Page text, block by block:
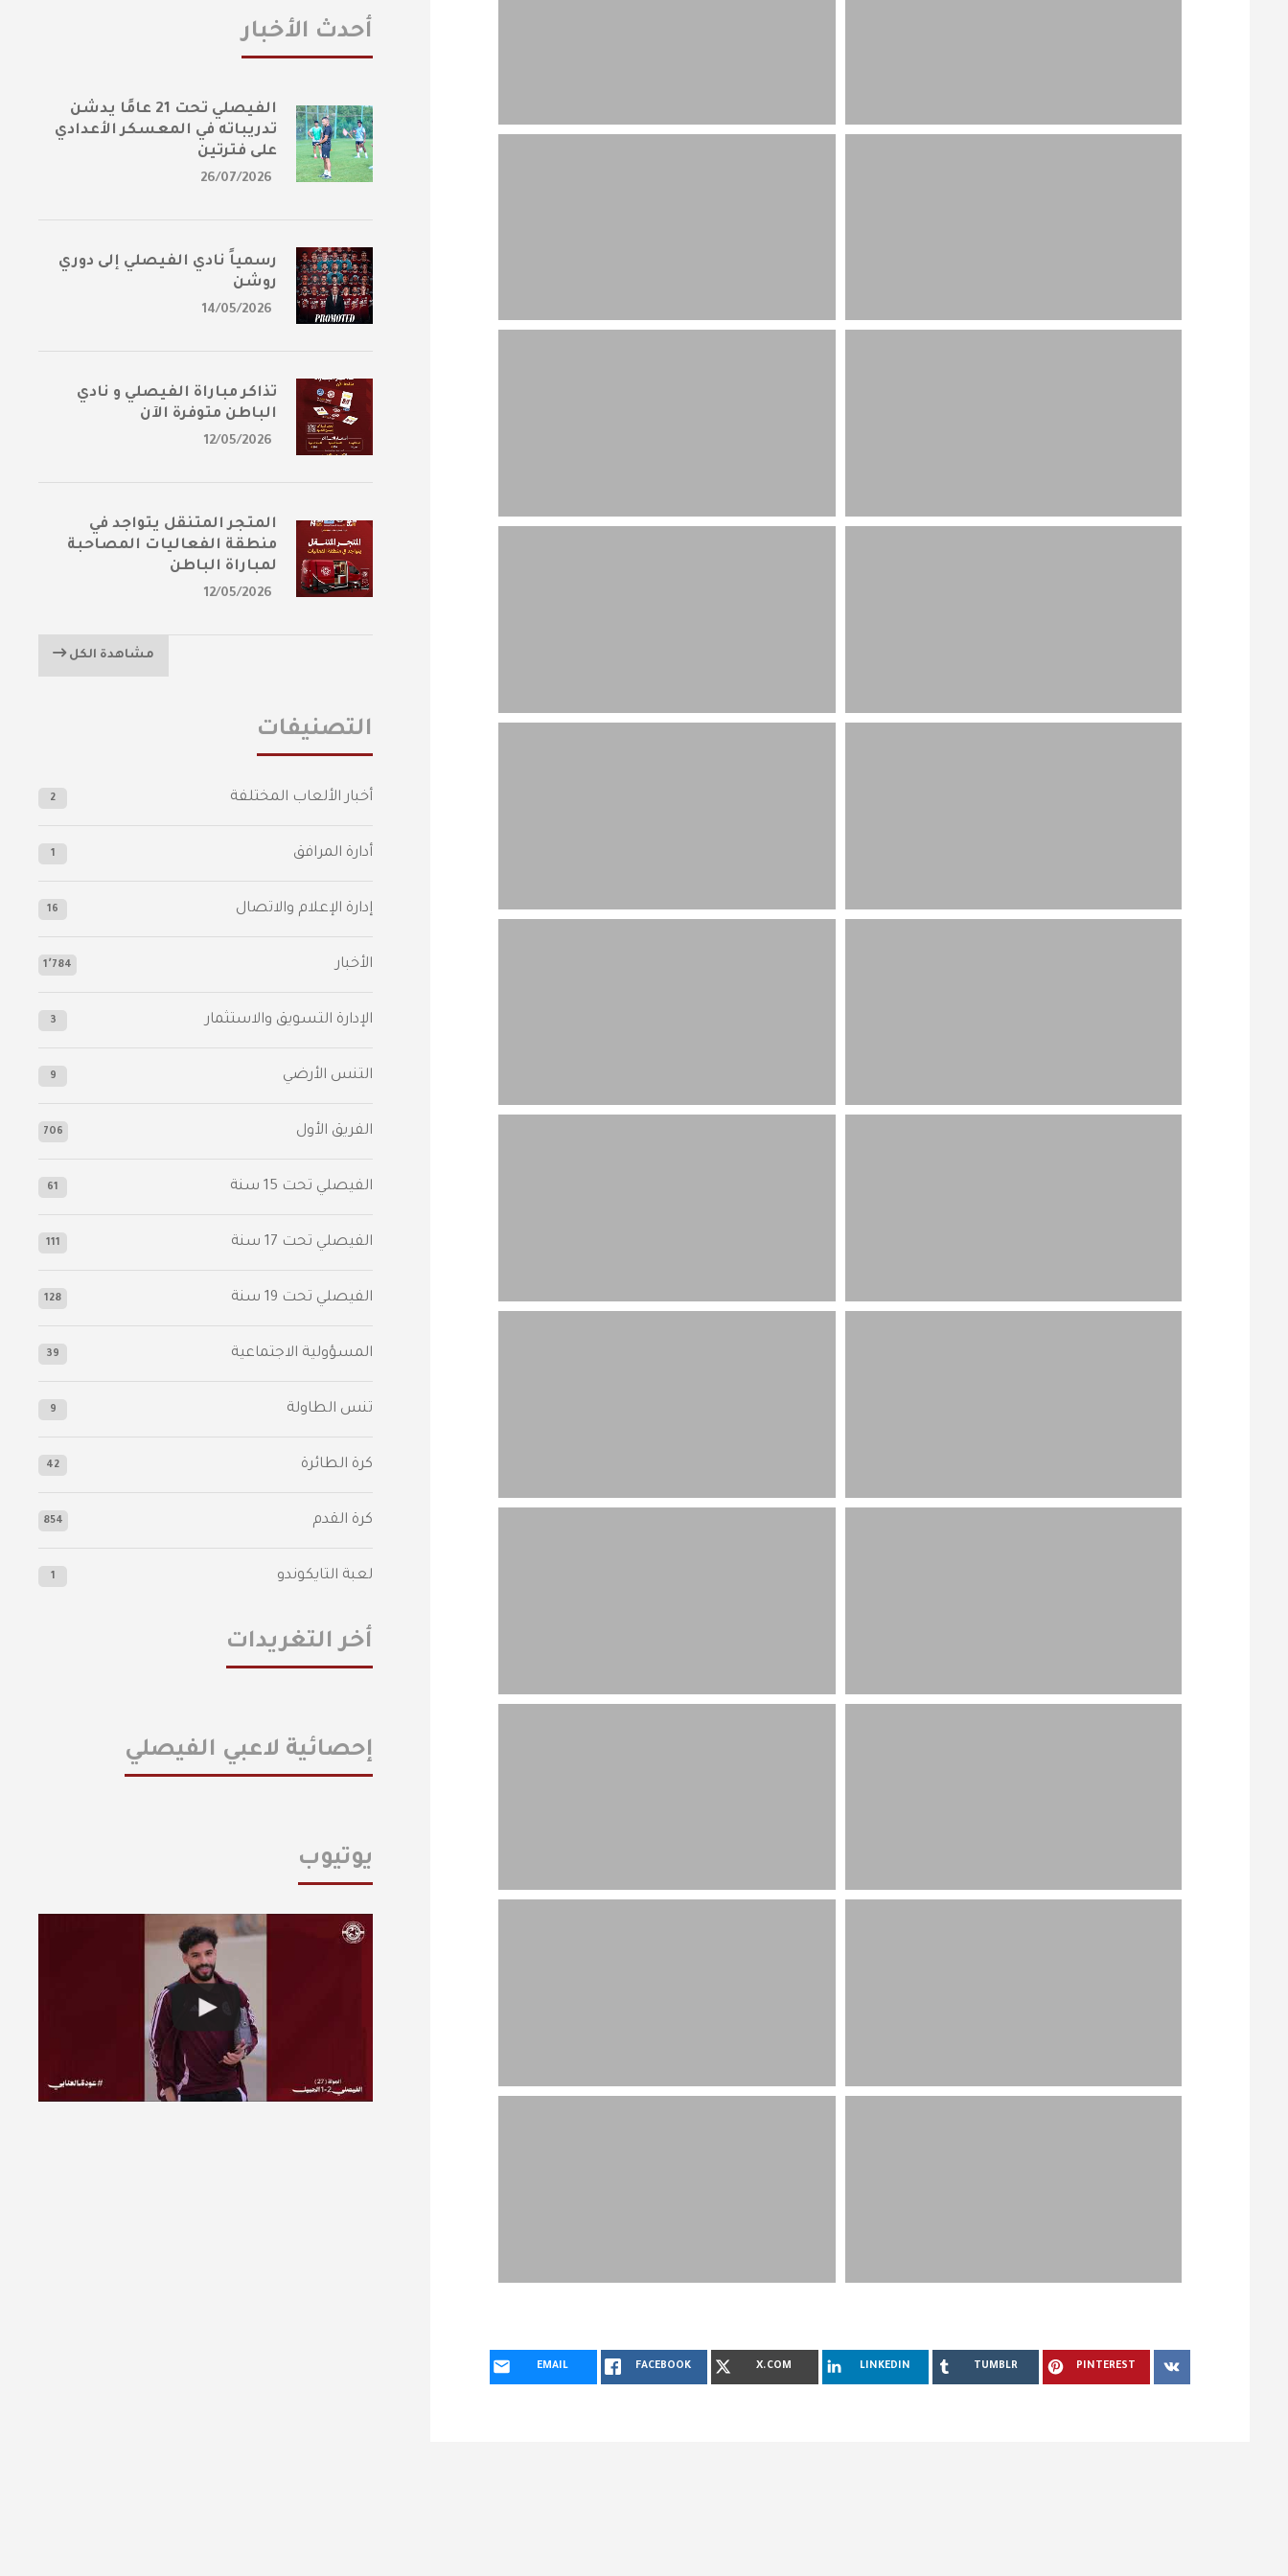
EMAIL FACEBOOK X.COM LINKEDIN TUMBLR PINTEREST
أحدث الأخبار
الفيصلي تحت 21 عامًا يدشن
تدريباته في المعسكر الأعدادي
على فترتين
26/07/2026
رسمياً نادي الفيصلي إلى دوري
روشن
14/05/2026
تذاكر مباراة الفيصلي و نادي
الباطن متوفرة الآن
12/05/2026
المتجر المتنقل يتواجد في
منطقة الفعاليات المصاحبة
لمباراة الباطن
12/05/2026
مشاهدة الكل
التصنيفات
أخبار الألعاب المختلفة 2
أدارة المرافق 1
إدارة الإعلام والاتصال 16
الأخبار 1٬784
الإدارة التسويق والاستثمار 3
التنس الأرضي 9
الفريق الأول 706
الفيصلي‬⁩ تحت 15 سنة 61
‫الفيصلي‬⁩ تحت 17 سنة 111
الفيصلي‬⁩ تحت 19 سنة 128
المسؤولية الاجتماعية 39
تنس الطاولة 9
كرة الطائرة 42
كرة القدم 854
لعبة التايكوندو 1
أخر التغريدات
إحصائية لاعبي الفيصلي
يوتيوب